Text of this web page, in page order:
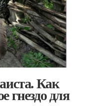
Как
гнездо для